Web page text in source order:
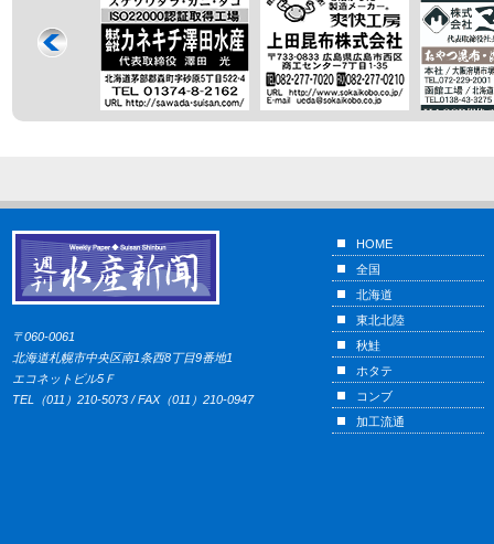
〒060-0061
北海道札幌市中央区南1条西8丁目9番地1
エコネットビル5Ｆ
TEL（011）210-5073 / FAX（011）210-0947
HOME
全国
北海道
東北北陸
秋鮭
ホタテ
コンブ
加工流通